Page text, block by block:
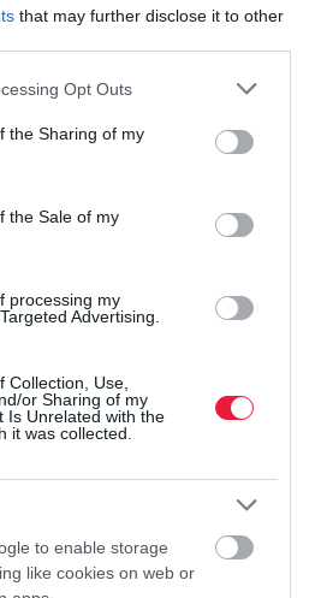
that may further disclose it to other
app uses one or more Google
usage behaviour. You may click to
Google and its third-party tags to
specified purposes in below Google
Opt Outs
the Sharing of my
the Sale of my
processing my
Advertising.
Collection, Use,
or Sharing of my
Is Unrelated with the
it was collected.
to enable storage
like cookies on web or
sikerült megközelítenie a
úgy évente nagyjából 0,85
Ez az 5 év alatt összesen 4,25
euró (kb. 64 000 forint) havonta.
sok a tévhit a nyugdíj-
Itt a segítség a számításhoz
ha csak 5 év van hátra a